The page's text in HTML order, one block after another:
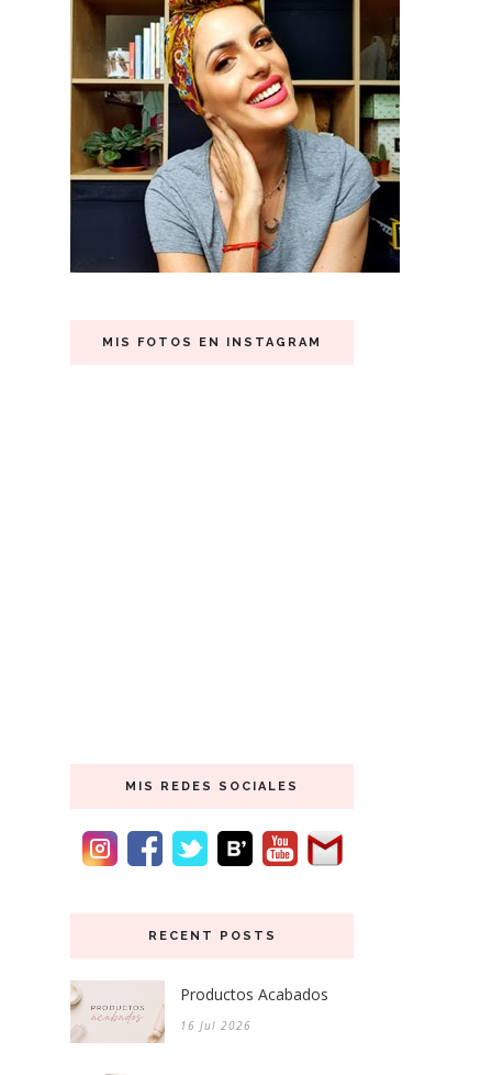
MIS FOTOS EN INSTAGRAM
MIS REDES SOCIALES
RECENT POSTS
Productos Acabados
16 Jul 2026